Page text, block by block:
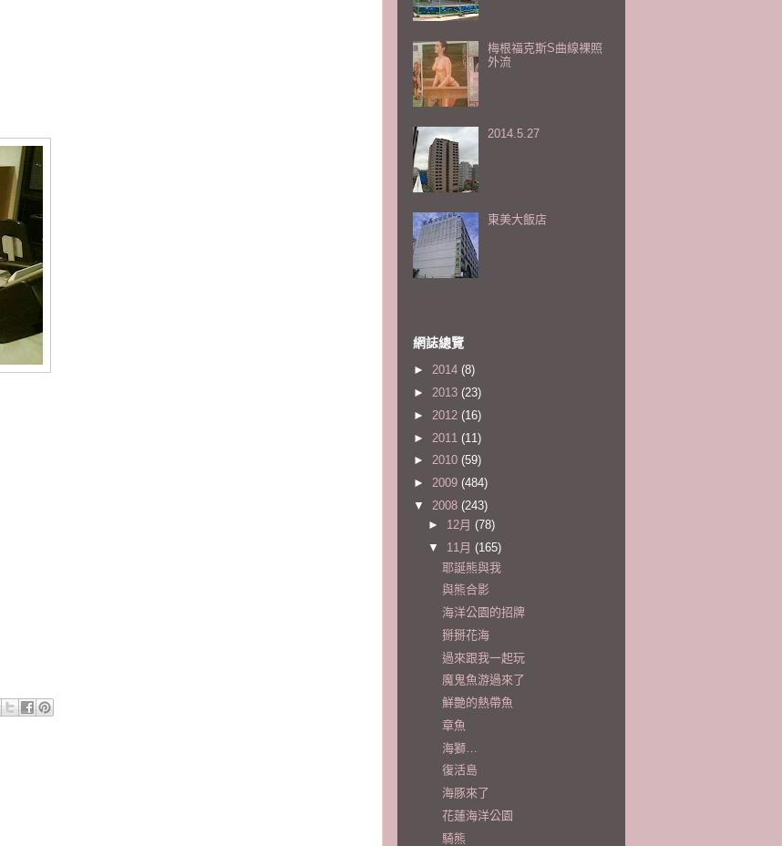
梅根福克斯S曲線裸照
外流
2014.5.27
東美大飯店
網誌總覽
► 2014 (8)
► 2013 (23)
► 2012 (16)
► 2011 (11)
► 2010 (59)
► 2009 (484)
▼ 2008 (243)
► 12月 (78)
▼ 11月 (165)
耶誕熊與我
與熊合影
海洋公園的招牌
掰掰花海
過來跟我一起玩
魔鬼魚游過來了
鮮艷的熱帶魚
章魚
海獅…
復活島
海豚來了
花蓮海洋公園
騎熊